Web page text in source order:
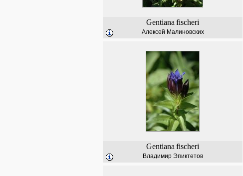
Gentiana fischeri
Алексей Малиновских
Gentiana fischeri
Владимир Эпиктетов